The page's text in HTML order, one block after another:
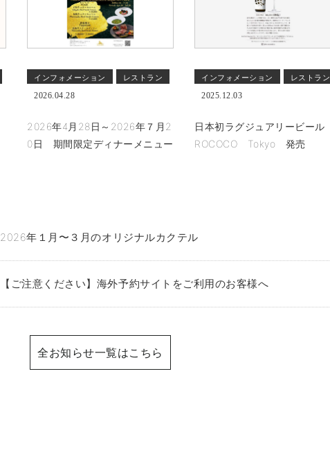
インフォメーション レストラン
2026.04.28
2026年4月28日～2026年７月2
0日 期間限定ディナーメニュー
インフォメーション レストラン
2025.12.03
日本初ラグジュアリービール
ROCOCO Tokyo 発売
2026年１月〜３月のオリジナルカクテル
【ご注意ください】海外予約サイトをご利用のお客様へ
全お知らせ一覧はこちら